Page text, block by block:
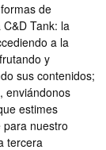
de
Tank: la
a la
y
sus contenidos;
enviándonos
estimes
nuestro
tercera